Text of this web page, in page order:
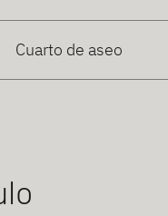
Cuarto de aseo